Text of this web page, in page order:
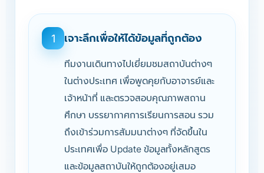
1 เจาะลึกเพื่อให้ได้ข้อมูลที่ถูกต้อง
ทีมงานเดินทางไปเยี่ยมชมสถาบันต่างๆ
ในต่างประเทศ เพื่อพูดคุยกับอาจารย์และ
เจ้าหน้าที่ และตรวจสอบคุณภาพสถาน
ศึกษา บรรยากาศการเรียนการสอน รวม
ถึงเข้าร่วมการสัมมนาต่างๆ ที่จัดขึ้นใน
ประเทศเพื่อ Update ข้อมูลทั้งหลักสูตร
และข้อมูลสถาบันให้ถูกต้องอยู่เสมอ